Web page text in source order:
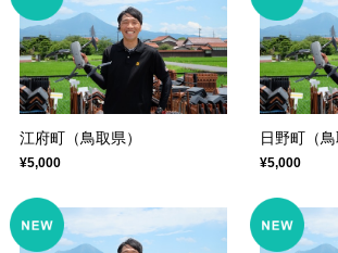
江府町（鳥取県）
¥5,000
日野町（鳥
¥5,000